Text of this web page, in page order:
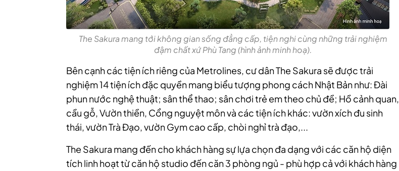
The Sakura mang tới không gian sống đẳng cấp, tiện nghi cùng những trải nghiệm
đậm chất xứ Phù Tang (hình ảnh minh hoạ).
Bên cạnh các tiện ích riêng của Metrolines, cư dân The Sakura sẽ được trải
nghiệm 14 tiện ích đặc quyền mang biểu tượng phong cách Nhật Bản như: Đài
phun nước nghệ thuật; sân thể thao; sân chơi trẻ em theo chủ đề; Hồ cảnh quan,
cầu gỗ, Vườn thiền, Cổng nguyệt môn và các tiện ích khác: vườn xích đu sinh
thái, vườn Trà Đạo, vườn Gym cao cấp, chòi nghỉ trà đạo,...
The Sakura mang đến cho khách hàng sự lựa chọn đa dạng với các căn hộ diện
tích linh hoạt từ căn hộ studio đến căn 3 phòng ngủ - phù hợp cả với khách hàng